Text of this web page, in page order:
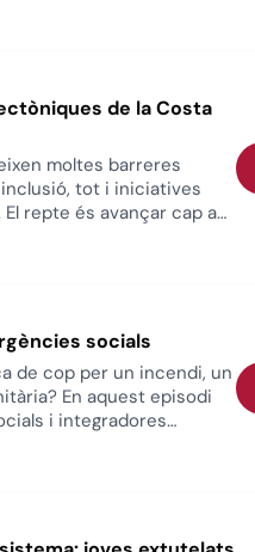
de la Costa
moltes barreres
tot i iniciatives
repte és avançar cap a
socials
de cop per un incendi, un
En aquest episodi
i integradores
al centre en el moment